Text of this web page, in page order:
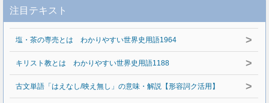
注目テキスト
塩・茶の専売とは わかりやすい世界史用語1964 >
キリスト教とは わかりやすい世界史用語1188 >
古文単語「はえなし/映え無し」の意味・解説【形容詞ク活用】 >